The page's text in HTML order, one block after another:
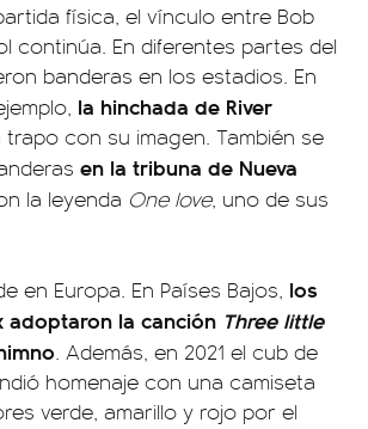
física, el vínculo entre Bob
continúa. En diferentes partes del
banderas en los estadios. En
la hinchada de River
con su imagen. También se
en la tribuna de Nueva
la leyenda One love, uno de sus
en Europa. En Países Bajos, los
adoptaron la canción Three little
. Además, en 2021 el cub de
homenaje con una camiseta
verde, amarillo y rojo por el